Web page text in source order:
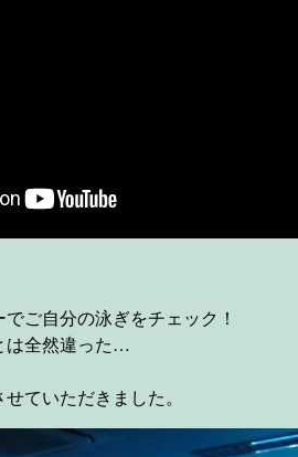
ご自分の泳ぎをチェック！
は全然違った…
ていただきました。